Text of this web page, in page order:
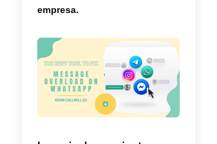
ayudan a tener una medición
cada grupo.
Es relevante que estas etiquetas
tengannombres claros y
de entender.Si son lo
suficientemente asertivos, le